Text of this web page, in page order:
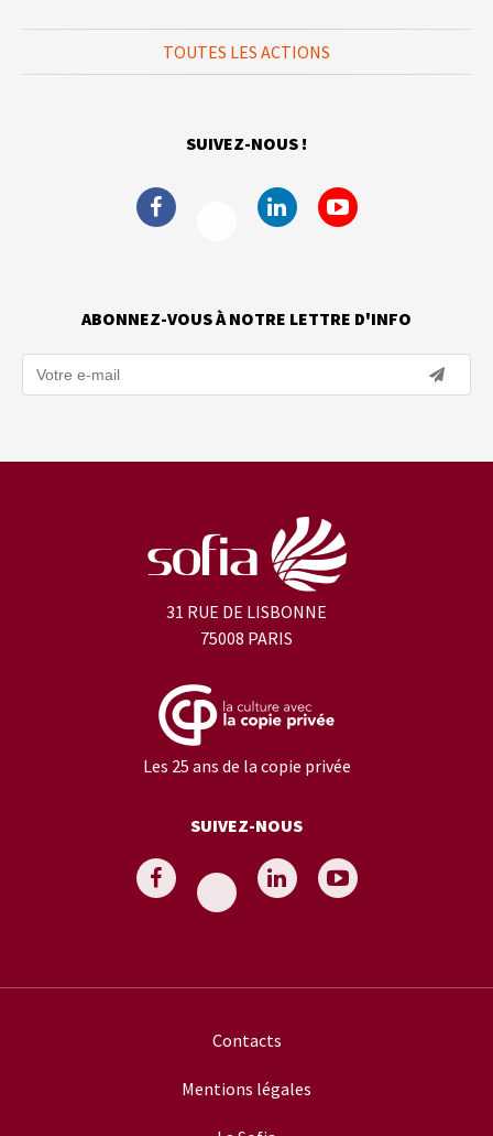
TOUTES LES ACTIONS
SUIVEZ-NOUS !
ABONNEZ-VOUS À NOTRE LETTRE D'INFO
31 RUE DE LISBONNE
75008 PARIS
Les 25 ans de la copie privée
SUIVEZ-NOUS
Contacts
Mentions légales